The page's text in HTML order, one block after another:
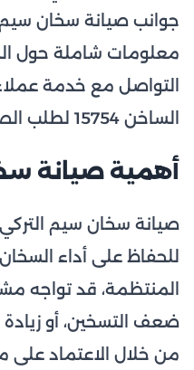
جوانب صيانة سخان سيم
معلومات شاملة حول
التواصل مع خدمة
الساخن 15754 لطلب الصيانة الفورية.
أهمية صيانة
صيانة سخان سيم
للحفاظ على أداء
المنتظمة، قد تواجه
ضعف التسخين، أو زيادة
من خلال الاعتماد على